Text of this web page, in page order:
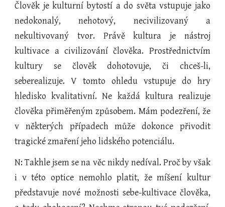
Člověk je kulturní bytostí a do světa vstupuje jako
nedokonalý, nehotový, necivilizovaný a
nekultivovaný tvor. Právě kultura je nástroj
kultivace a civilizování člověka. Prostřednictvím
kultury se člověk dohotovuje, či chceš-li,
seberealizuje. V tomto ohledu vstupuje do hry
hledisko kvalitativní. Ne každá kultura realizuje
člověka přiměřeným způsobem. Mám podezření, že
v některých případech může dokonce přivodit
tragické zmaření jeho lidského potenciálu.
N: Takhle jsem se na věc nikdy nedíval. Proč by však
i v této optice nemohlo platit, že míšení kultur
představuje nové možnosti sebe-kultivace člověka,